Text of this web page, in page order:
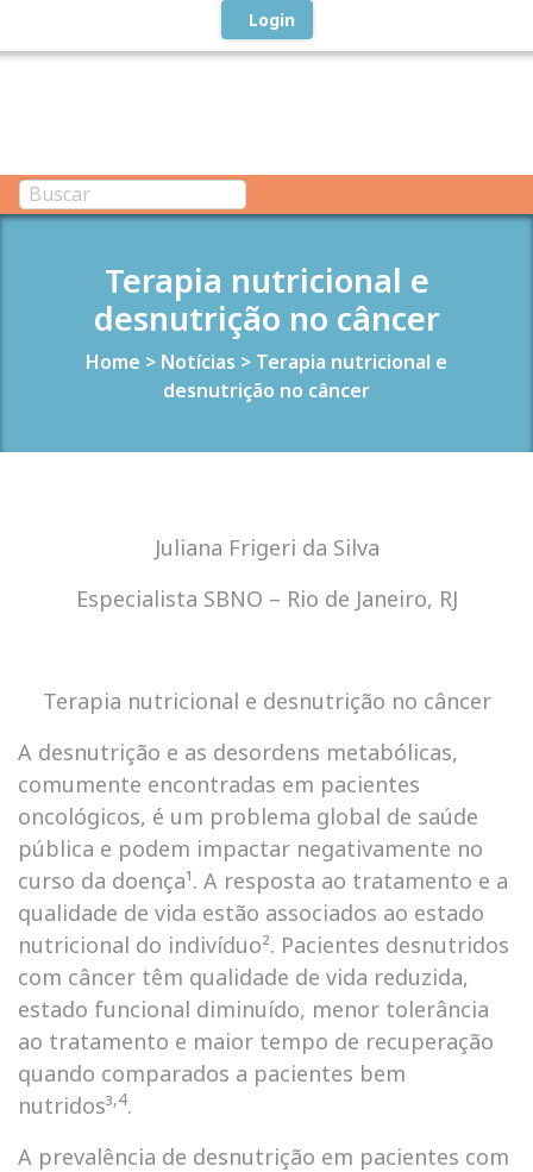
Login
Terapia nutricional e
desnutrição no câncer
Home > Notícias > Terapia nutricional e
desnutrição no câncer
Juliana Frigeri da Silva
Especialista SBNO – Rio de Janeiro, RJ
Terapia nutricional e desnutrição no câncer
A desnutrição e as desordens metabólicas,
comumente encontradas em pacientes
oncológicos, é um problema global de saúde
pública e podem impactar negativamente no
curso da doença¹. A resposta ao tratamento e a
qualidade de vida estão associados ao estado
nutricional do indivíduo². Pacientes desnutridos
com câncer têm qualidade de vida reduzida,
estado funcional diminuído, menor tolerância
ao tratamento e maior tempo de recuperação
quando comparados a pacientes bem
nutridos³,4.
A prevalência de desnutrição em pacientes com